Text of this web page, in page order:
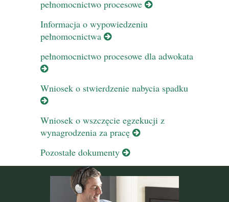
pełnomocnictwo procesowe
Informacja o wypowiedzeniu
pełnomocnictwa
pełnomocnictwo procesowe dla adwokata
Wniosek o stwierdzenie nabycia spadku
Wniosek o wszczęcie egzekucji z
wynagrodzenia za pracę
Pozostałe dokumenty